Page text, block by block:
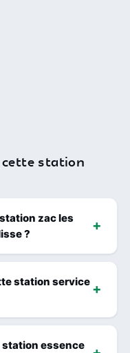
station
zac les
?
station service
essence